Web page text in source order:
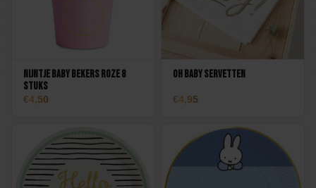
Nijntje Baby Bekers Roze 8
stuks
4,50
Oh Baby Servetten
4,95